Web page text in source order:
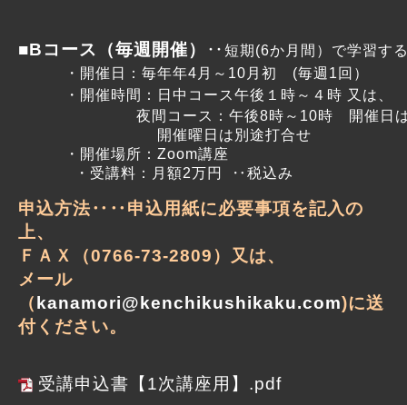
■Bコース（毎週開催） ‥ 短期(6か月間）で学習す
・開催日：毎年年4月～10月初 (毎週1回）
・開催時間：日中コース午後１時～４時 又は、
夜間コース：午後8時～10時 開催日
開催曜日は別途打合せ
・開催場所：Zoom講座
・ 受講料 ： 月額2万円 ‥税込み
申込方法‥‥申込用紙に必要事項を記入の
上、
ＦＡＸ（0766-73-2809）又は、
メール
（ kanamori@kenchikushikaku.com)に送
付ください。
受講申込書【1次講座用】.pdf